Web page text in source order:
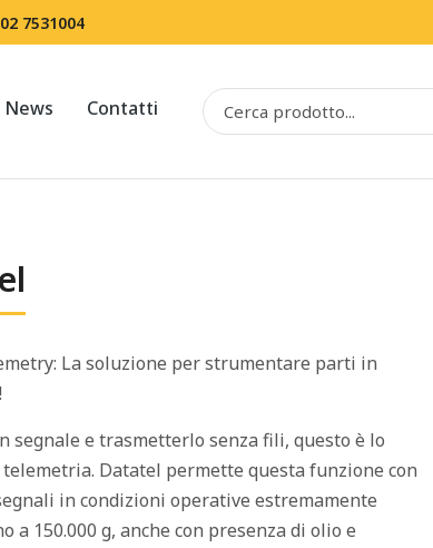
7531004
News Contatti
La soluzione per strumentare parti in
segnale e trasmetterlo senza fili, questo è lo
telemetria. Datatel permette questa funzione con
in condizioni operative estremamente
a 150.000 g, anche con presenza di olio e